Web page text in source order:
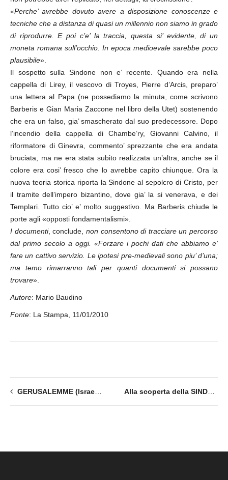
«Perche’ avrebbe dovuto avere a disposizione conoscenze e
tecniche che a distanza di quasi un millennio non siamo in grado
di riprodurre. E poi c’e’ la traccia, questa si’ evidente, di un
moneta romana sull’occhio. In epoca medioevale sarebbe poco
plausibile».
Il sospetto sulla Sindone non e’ recente. Quando era nella
cappella di Lirey, il vescovo di Troyes, Pierre d’Arcis, preparo’
una lettera al Papa (ne possediamo la minuta, come scrivono
Barberis e Gian Maria Zaccone nel libro della Utet) sostenendo
che era un falso, gia’ smascherato dal suo predecessore. Dopo
l’incendio della cappella di Chambe’ry, Giovanni Calvino, il
riformatore di Ginevra, commento’ sprezzante che era andata
bruciata, ma ne era stata subito realizzata un’altra, anche se il
colore era cosi’ fresco che lo avrebbe capito chiunque. Ora la
nuova teoria storica riporta la Sindone al sepolcro di Cristo, per
il tramite dell’impero bizantino, dove gia’ la si venerava, e dei
Templari. Tutto cio’ e’ molto suggestivo. Ma Barberis chiude le
porte agli «opposti fondamentalismi».
I documenti, conclude, non consentono di tracciare un percorso
dal primo secolo a oggi. «Forzare i pochi dati che abbiamo e’
fare un cattivo servizio. Le ipotesi pre-medievali sono piu’ d’una;
ma temo rimarranno tali per quanti documenti si possano
trovare».
Autore: Mario Baudino
Fonte: La Stampa, 11/01/2010
GERUSALEMME (Israele). Sindone: trovato sudario dell’epoca di Cristo.